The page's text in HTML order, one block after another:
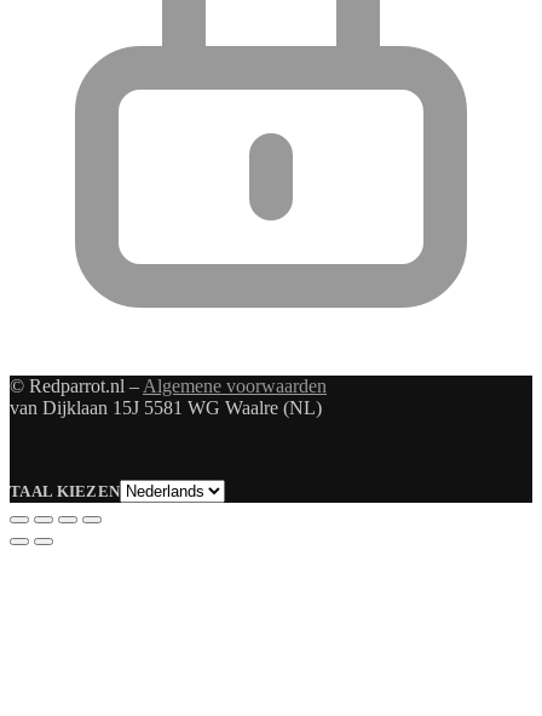
© Redparrot.nl – Algemene voorwaarden
van Dijklaan 15J 5581 WG Waalre (NL)
TAAL KIEZENTaal